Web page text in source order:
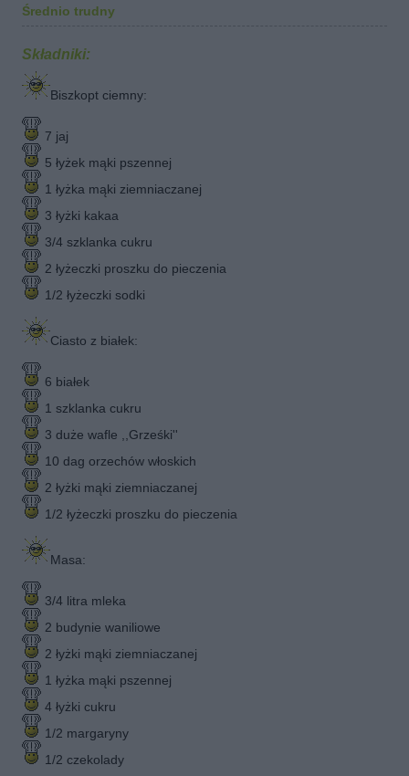
Średnio trudny
Składniki:
Biszkopt ciemny:
7 jaj
5 łyżek mąki pszennej
1 łyżka mąki ziemniaczanej
3 łyżki kakaa
3/4 szklanka cukru
2 łyżeczki proszku do pieczenia
1/2 łyżeczki sodki
Ciasto z białek:
6 białek
1 szklanka cukru
3 duże wafle ,,Grześki''
10 dag orzechów włoskich
2 łyżki mąki ziemniaczanej
1/2 łyżeczki proszku do pieczenia
Masa:
3/4 litra mleka
2 budynie waniliowe
2 łyżki mąki ziemniaczanej
1 łyżka mąki pszennej
4 łyżki cukru
1/2 margaryny
1/2 czekolady